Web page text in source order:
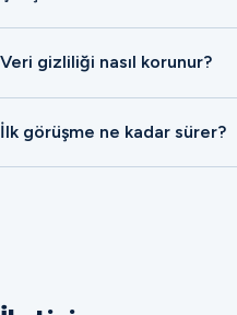
Veri gizliliği nasıl korunur?
İlk görüşme ne kadar sürer?